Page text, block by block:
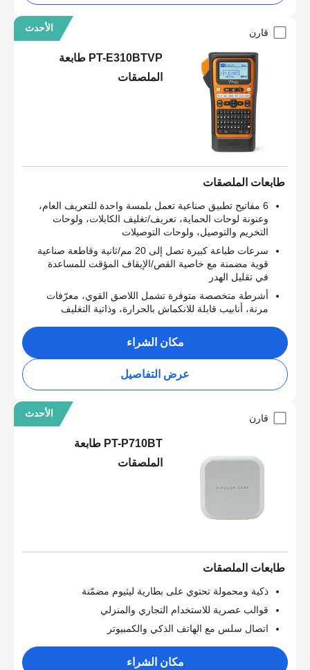
الأحدث قارن
PT-E310BTVP طابعة
الملصقات
طابعات الملصقات
6 مفاتيح تطبيق صناعية تعمل بلمسة واحدة للتعريف العام،
وعنونة لوحات الحماية، تعريف/تغليف الكابلات، ولوحات
التخريم والتوصيل، ولوحات التوصيلات
سرعات طباعة كبيرة تصل إلى 20 مم/ثانية وقاطعة صناعية
قوية مضمنة مع خاصية القص/الإيقاف المؤقت للمساعدة
في تقليل الهدر
أشرطة متخصصة متوفرة تشمل اللاصق القوي، معرّفات
مرنة، أنابيب قابلة للانكماش بالحرارة، وذاتية التغليف
مكان الشراء
عرض التفاصيل
الأحدث قارن
PT-P710BT طابعة
الملصقات
طابعات الملصقات
ذكية ومحمولة تحتوي على بطارية ليثيوم مضمّنة
قوالب عصرية للاستخدام التجاري والمنزلي
اتصال سلس مع الهاتف الذكي والكمبيوتر
مكان الشراء